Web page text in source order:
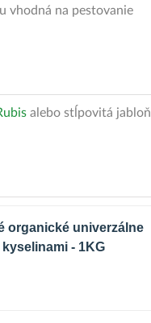
vhodná na pestovanie
alebo stĺpovitá jabloň
organické univerzálne
- 1KG